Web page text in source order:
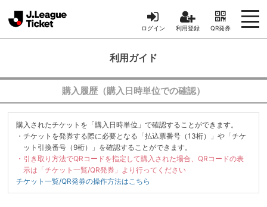
ログイン 利用登録 QR発券
利用ガイド
購入履歴（購入日時単位での確認）
購入されたチケットを「購入日時単位」で確認することができます。
・チケットを発券する際に必要となる「払込票番号（13桁）」や「チケ
ット引換番号（9桁）」を確認することができます。
・引き取り方法でQRコードを指定して購入された場合、QRコードの表
示は「チケット一覧/QR発券」より行ってください
チケット一覧/QR発券の操作方法はこちら